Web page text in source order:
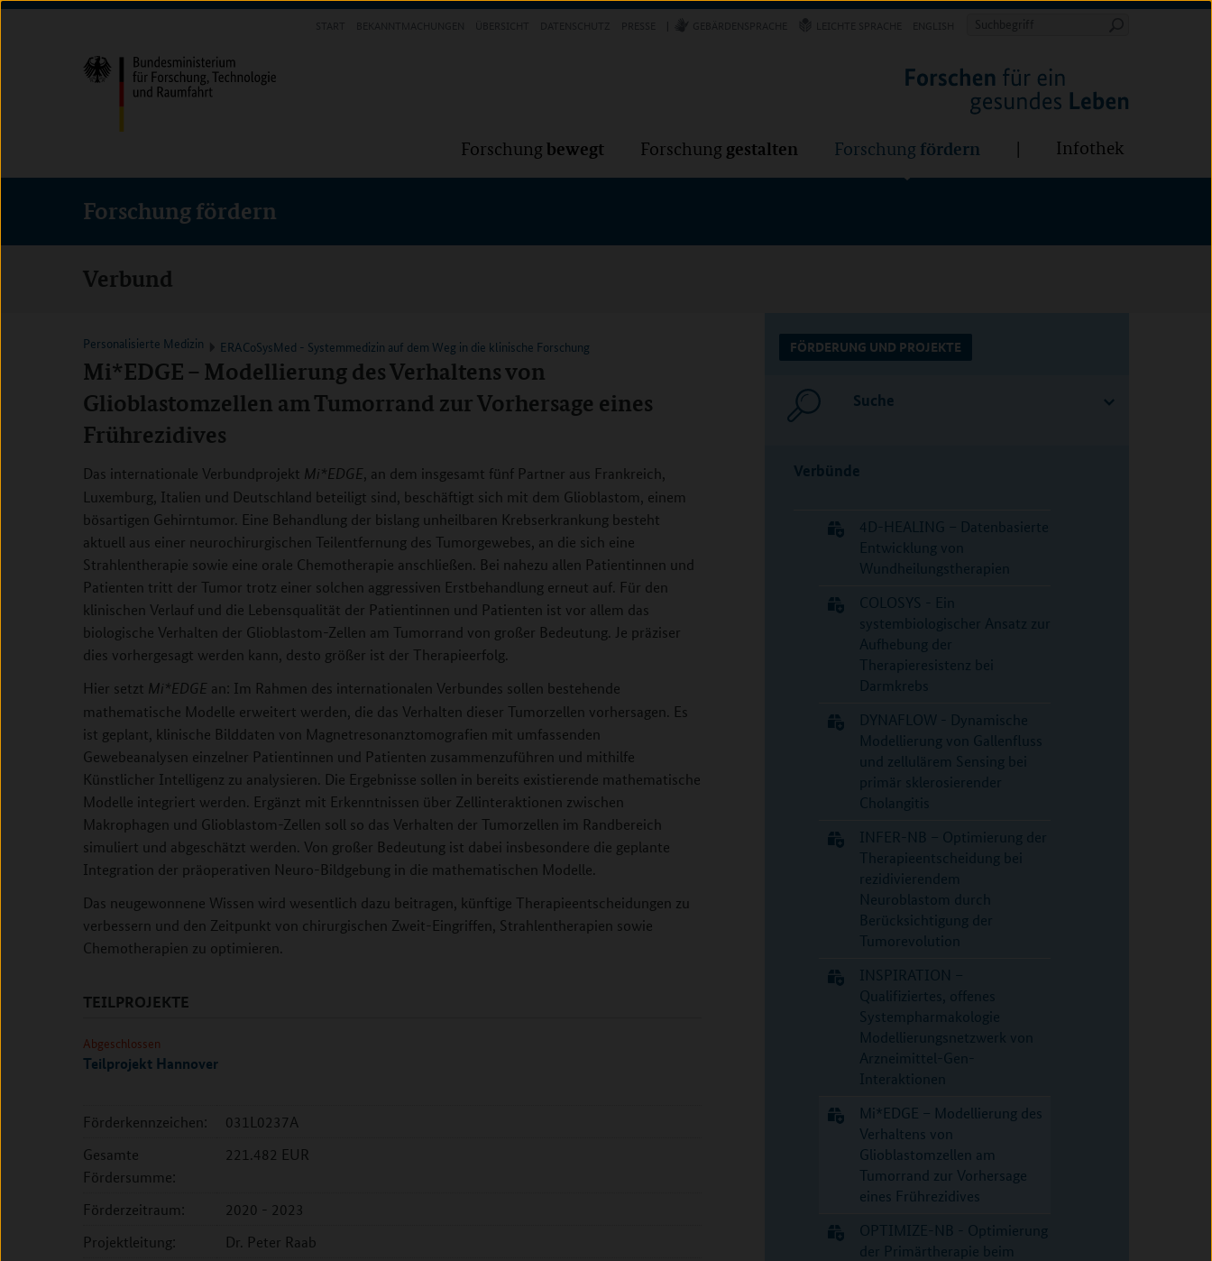
Direkt
(Eingabetaste)
Direkt
(Eingabetaste)
Direkt
(Eingabetaste)
Suchbegriff
Forschung bewegt Forschung gestalten Forschung fördern Infothek
Forschung fördern
Verbund
Personalisierte Medizin ERACoSysMed - Systemmedizin auf dem Weg in die klinische Forschung
Mi*EDGE – Modellierung des Verhaltens von
Glioblastomzellen am Tumorrand zur Vorhersage eines
Frührezidives
Das internationale Verbundprojekt Mi*EDGE, an dem insgesamt fünf Partner aus Frankreich,
Luxemburg, Italien und Deutschland beteiligt sind, beschäftigt sich mit dem Glioblastom, einem
bösartigen Gehirntumor. Eine Behandlung der bislang unheilbaren Krebserkrankung besteht
aktuell aus einer neurochirurgischen Teilentfernung des Tumorgewebes, an die sich eine
Strahlentherapie sowie eine orale Chemotherapie anschließen. Bei nahezu allen Patientinnen und
Patienten tritt der Tumor trotz einer solchen aggressiven Erstbehandlung erneut auf. Für den
klinischen Verlauf und die Lebensqualität der Patientinnen und Patienten ist vor allem das
biologische Verhalten der Glioblastom-Zellen am Tumorrand von großer Bedeutung. Je präziser
dies vorhergesagt werden kann, desto größer ist der Therapieerfolg.
Hier setzt Mi*EDGE an: Im Rahmen des internationalen Verbundes sollen bestehende
mathematische Modelle erweitert werden, die das Verhalten dieser Tumorzellen vorhersagen. Es
ist geplant, klinische Bilddaten von Magnetresonanztomografien mit umfassenden
Gewebeanalysen einzelner Patientinnen und Patienten zusammenzuführen und mithilfe
Künstlicher Intelligenz zu analysieren. Die Ergebnisse sollen in bereits existierende mathematische
Modelle integriert werden. Ergänzt mit Erkenntnissen über Zellinteraktionen zwischen
Makrophagen und Glioblastom-Zellen soll so das Verhalten der Tumorzellen im Randbereich
simuliert und abgeschätzt werden. Von großer Bedeutung ist dabei insbesondere die geplante
Integration der präoperativen Neuro-Bildgebung in die mathematischen Modelle.
Das neugewonnene Wissen wird wesentlich dazu beitragen, künftige Therapieentscheidungen zu
verbessern und den Zeitpunkt von chirurgischen Zweit-Eingriffen, Strahlentherapien sowie
Chemotherapien zu optimieren.
TEILPROJEKTE
Abgeschlossen
Teilprojekt Hannover
Förderkennzeichen:
031L0237A
Gesamte
Fördersumme:
221.482 EUR
Förderzeitraum:
2020 - 2023
Projektleitung:
Dr. Peter Raab
FÖRDERUNG UND PROJEKTE
Suche
Verbünde
4D-HEALING – Datenbasierte
Entwicklung von
Wundheilungstherapien
COLOSYS - Ein
systembiologischer Ansatz zur
Aufhebung der
Therapieresistenz bei
Darmkrebs
DYNAFLOW - Dynamische
Modellierung von Gallenfluss
und zellulärem Sensing bei
primär sklerosierender
Cholangitis
INFER-NB – Optimierung der
Therapieentscheidung bei
rezidivierendem
Neuroblastom durch
Berücksichtigung der
Tumorevolution
INSPIRATION –
Qualifiziertes, offenes
Systempharmakologie
Modellierungsnetzwerk von
Arzneimittel-Gen-
Interaktionen
Mi*EDGE – Modellierung des
Verhaltens von
Glioblastomzellen am
Tumorrand zur Vorhersage
eines Frührezidives
OPTIMIZE-NB - Optimierung
der Primärtherapie beim
Forschung Forschung Forschung fördern Infothek